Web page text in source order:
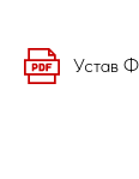
Устав